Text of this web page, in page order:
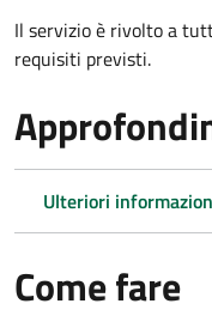
Il servizio è rivolto a
requisiti previsti.
Ulteriori
Come fare